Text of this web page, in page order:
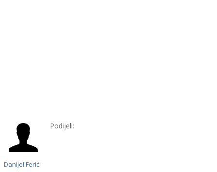
Danijel Ferić
Podijeli: